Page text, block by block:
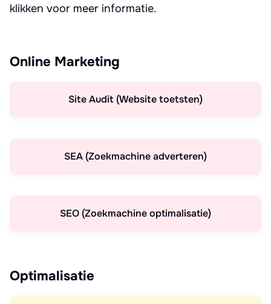
klikken voor meer informatie.
Online Marketing
Site Audit (Website toetsten)
SEA (Zoekmachine adverteren)
SEO (Zoekmachine optimalisatie)
Optimalisatie